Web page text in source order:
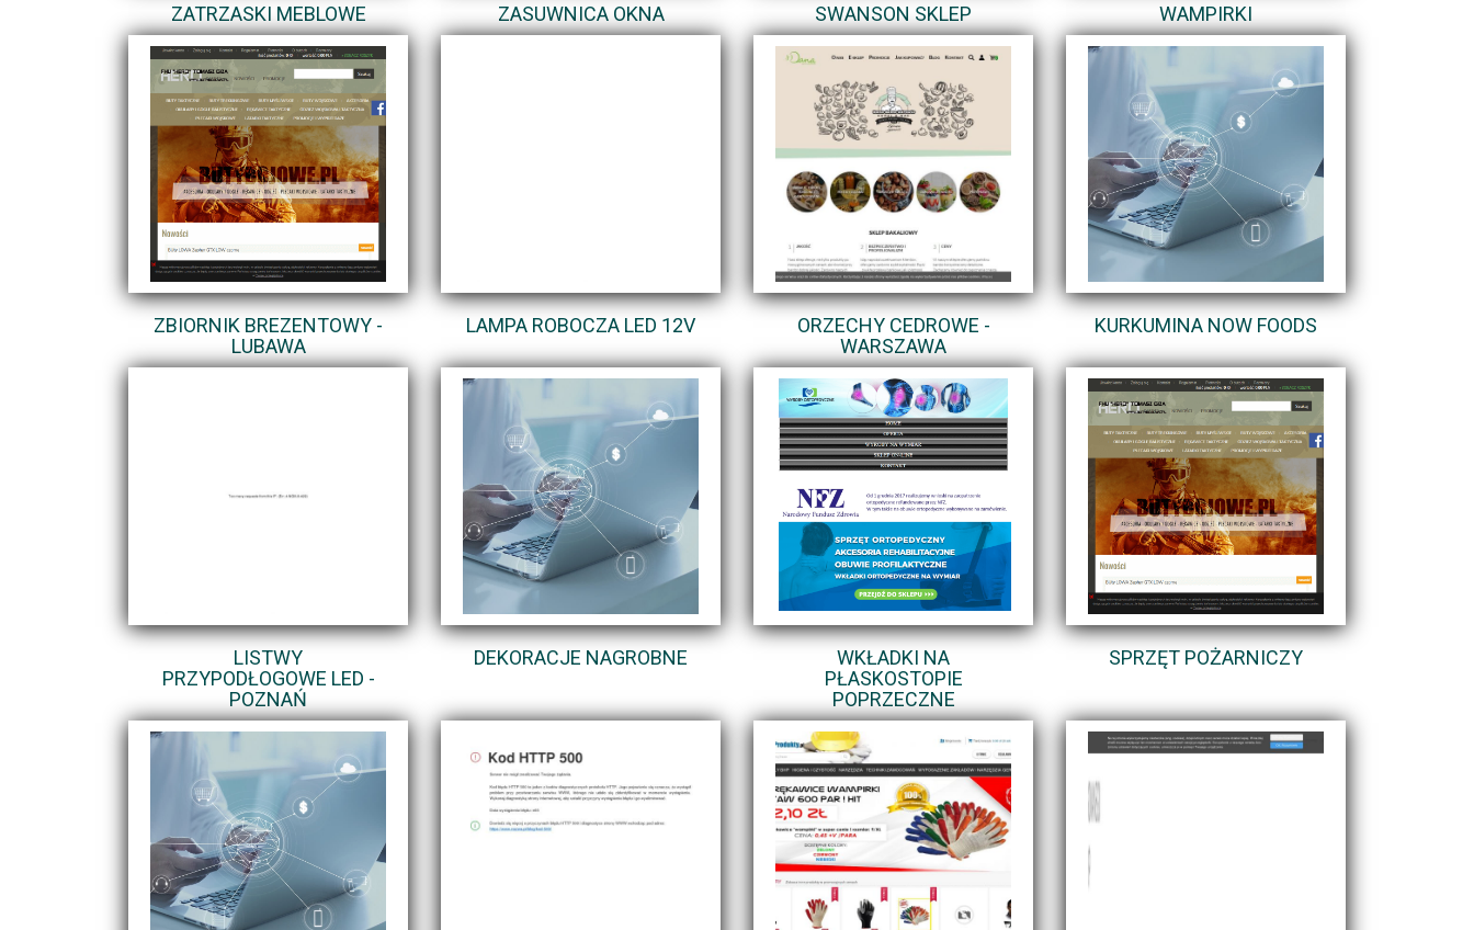
ZATRZASKI MEBLOWE ZASUWNICA OKNA SWANSON SKLEP WAMPIRKI
ZBIORNIK BREZENTOWY -
LUBAWA
LAMPA ROBOCZA LED 12V
ORZECHY CEDROWE -
WARSZAWA
KURKUMINA NOW FOODS
LISTWY
PRZYPODŁOGOWE LED -
POZNAŃ
DEKORACJE NAGROBNE
WKŁADKI NA
PŁASKOSTOPIE
POPRZECZNE
SPRZĘT POŻARNICZY